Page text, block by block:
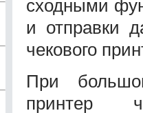
сходными
и отправки
чекового
При
принтер